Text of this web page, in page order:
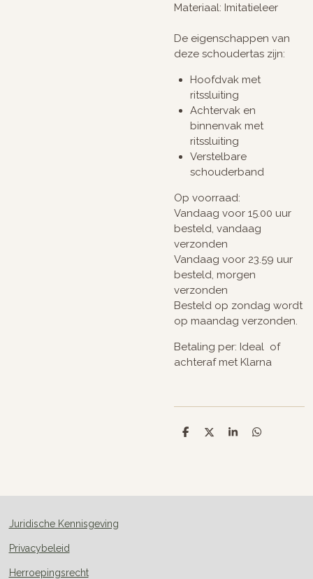
Materiaal: Imitatieleer
De eigenschappen van
deze schoudertas zijn:
Hoofdvak met
ritssluiting
Achtervak en
binnenvak met
ritssluiting
Verstelbare
schouderband
Op voorraad:
Vandaag voor 15.00 uur
besteld, vandaag
verzonden
Vandaag voor 23.59 uur
besteld, morgen
verzonden
Besteld op zondag wordt
op maandag verzonden.
Betaling per: Ideal of
achteraf met Klarna
D
D
S
D
Juridische Kennisgeving
Privacybeleid
Herroepingsrecht